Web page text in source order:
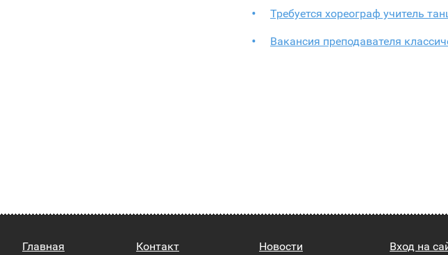
Требуется хореограф учитель
Вакансия преподавателя
Главная Контакт Новости Вход на